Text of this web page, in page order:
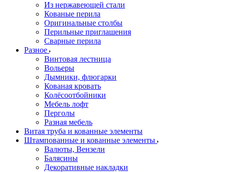
Из нержавеющей стали
Кованые перила
Оригинальные столбы
Перильные приглашения
Сварные перила
Разное
Винтовая лестница
Вольеры
Дымники, флюгарки
Кованая кровать
Колёсоотбойники
Мебель лофт
Перголы
Разная мебель
Витая труба и кованные элементы
Штампованные и кованные элементы
Валюты, Вензели
Балясины
Декоративные накладки